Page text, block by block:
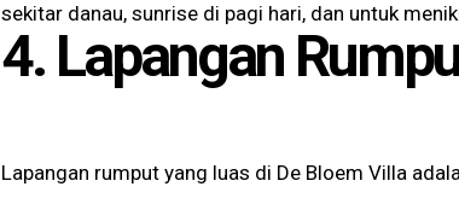
sekitar danau, sunrise di pagi hari, dan untuk
4. Lapangan
Lapangan rumput yang luas di De Bloem Villa